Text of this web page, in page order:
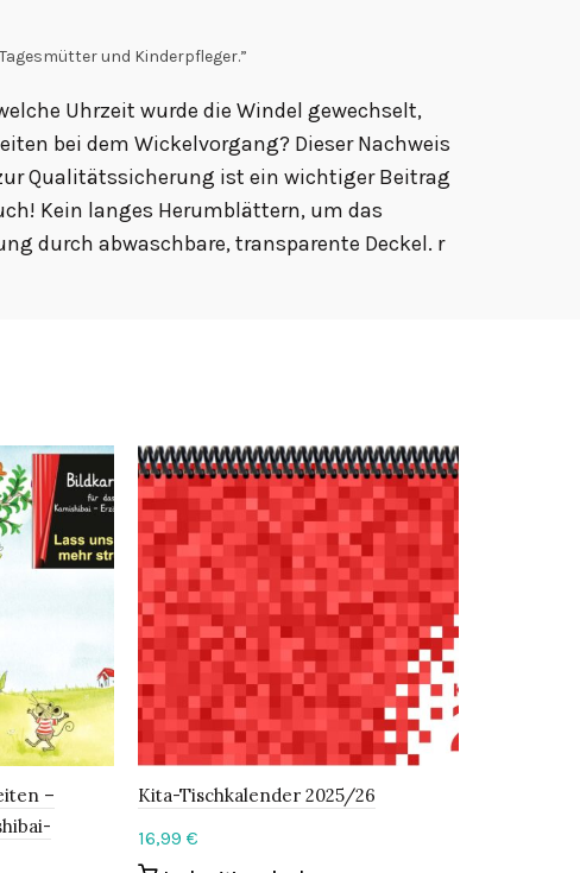
und Kinderpfleger.”
Uhrzeit wurde die Windel gewechselt,
bei dem Wickelvorgang? Dieser Nachweis
Qualitätssicherung ist ein wichtiger Beitrag
Kein langes Herumblättern, um das
durch abwaschbare, transparente Deckel. r
–
Kita-Tischkalender 2025/26
16,99 €